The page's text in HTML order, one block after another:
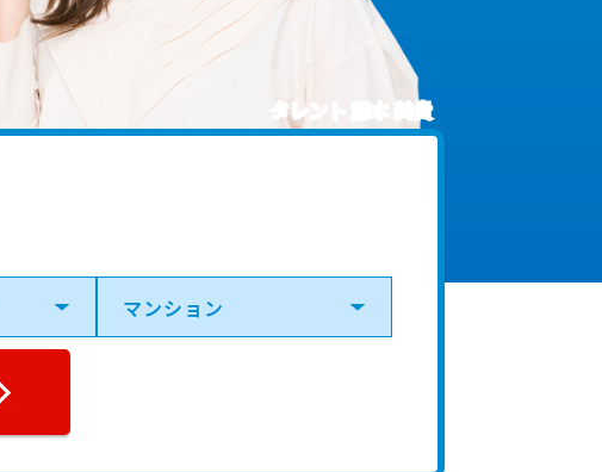
タレント 藤本 美貴